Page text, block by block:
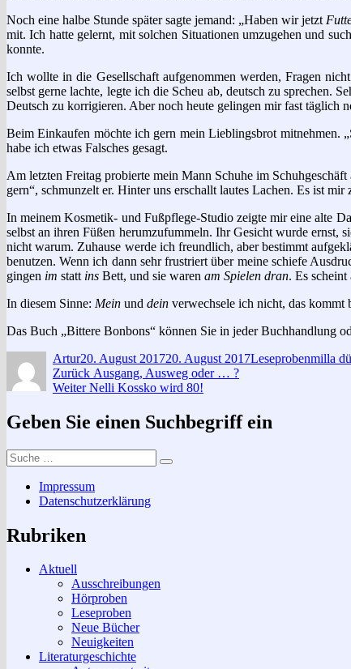
Noch eine halbe Stunde später sagte jemand: „Haben wir jetzt
mit. Ich hatte gelernt, mit solchen Situationen umzugehen und
konnte.
Ich wollte in die Gesellschaft aufgenommen werden, Fragen
selbst gerne lachte, legte ich die Scheu ab, deutsch zu sprechen.
Deutsch zu korrigieren. Aber noch heute gelingen mir fast täglich
Beim Einkaufen möchte ich gern mein Lieblingsbrot mitnehmen.
habe ich etwas Falsches gesagt.
Am letzten Freitag probierte mein Mann Schuhe im
gern“, schmunzelt er. Hinter uns erschallt lautes Lachen. Es ist
In meinem Kosmetik- und Fußpflege-Studio zeigte mir eine alte
selbst an ihren Füßen herumzufummeln. Ihr Gesicht wurde ernst,
nicht warum. Zuhause werde ich freundlich, aber bestimmt
benutzen. Wenn ich dann sehr frustriert über meine schiefe
gingen im statt ins Bett, und sie waren am Spielen dran. Es
In diesem Sinne: Mein und dein verwechsele ich nicht, das kommt
Das Buch „Bittere Bonbons“ können Sie in jeder Buchhandlung
Autor
ArturVeröffentlicht
am
20. August 201720. August 2017Kategorien
Leseprobenmilla
Beitragsnavigation
Zurück Vorheriger
Beitrag:
Ausgang, Ausweg oder … ?
Weiter Nächster
Nelli Kossko wird 80!
Geben Sie einen Suchbegriff ein
Suche
nach:
Suchen
Impressum
Datenschutzerklärung
Rubriken
Aktuell
Ausschreibungen
Hörproben
Leseproben
Neue Bücher
Neuigkeiten
Literaturgeschichte